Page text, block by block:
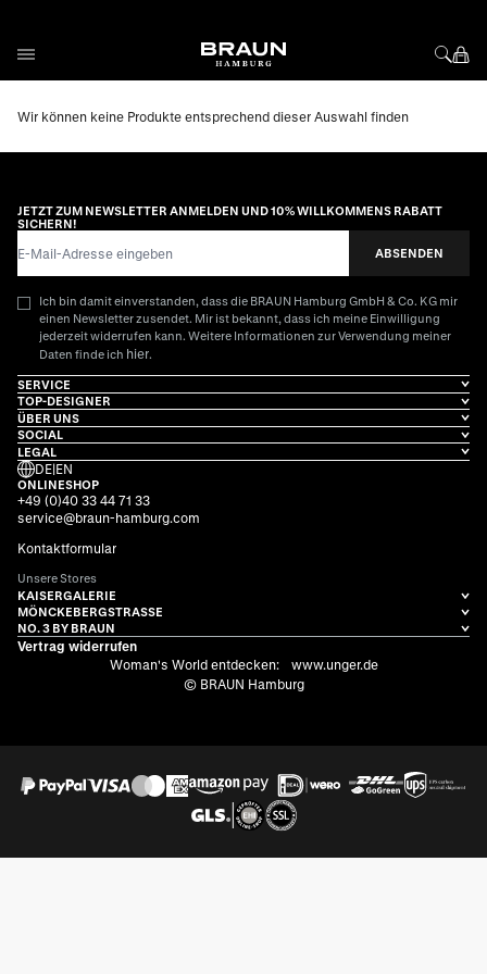
Wir können keine Produkte entsprechend dieser Auswahl finden
JETZT ZUM NEWSLETTER ANMELDEN UND 10% WILLKOMMENS RABATT
SICHERN!
ABSENDEN
Ich bin damit einverstanden, dass die BRAUN Hamburg GmbH & Co. KG mir
einen Newsletter zusendet. Mir ist bekannt, dass ich meine Einwilligung
jederzeit widerrufen kann. Weitere Informationen zur Verwendung meiner
Daten finde ich hier.
SERVICE
TOP-DESIGNER
ÜBER UNS
SOCIAL
LEGAL
DE|EN
ONLINESHOP
+49 (0)40 33 44 71 33
service@braun-hamburg.com
Kontaktformular
Unsere Stores
KAISERGALERIE
MÖNCKEBERGSTRASSE
NO. 3 BY BRAUN
Vertrag widerrufen
Woman's World entdecken:
www.unger.de
© BRAUN Hamburg